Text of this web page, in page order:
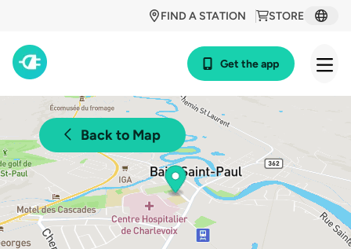
STORE
FIND A STATION
Get the app
Back to Map